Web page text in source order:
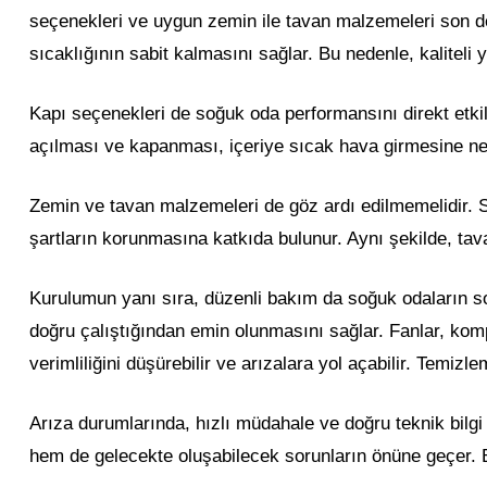
seçenekleri ve uygun zemin ile tavan malzemeleri son
sıcaklığının sabit kalmasını sağlar. Bu nedenle, kaliteli
Kapı seçenekleri de soğuk oda performansını direkt
açılması ve kapanması, içeriye sıcak hava girmesine
Zemin ve tavan malzemeleri de göz ardı edilmemelidir.
şartların korunmasına katkıda bulunur. Aynı şekilde,
Kurulumun yanı sıra, düzenli bakım da soğuk
doğru çalıştığından emin olunmasını sağlar. Fanlar,
verimliliğini düşürebilir ve arızalara yol açabilir.
Arıza durumlarında, hızlı müdahale ve doğru teknik
hem de gelecekte oluşabilecek sorunların önüne geçer.